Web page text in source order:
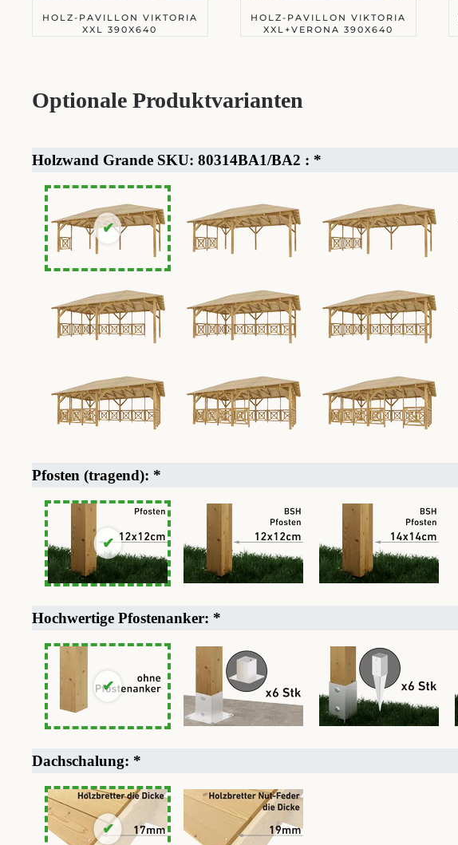
HOLZ-PAVILLON VIKTORIA
XXL 390X640
HOLZ-PAVILLON VIKTORIA
XXL+VERONA 390X640
Optionale Produktvarianten
Holzwand Grande SKU: 80314BA1/BA2 : *
Pfosten (tragend): *
Hochwertige Pfostenanker: *
Dachschalung: *